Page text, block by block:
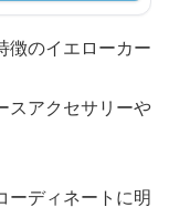
徴のイエローカー
スアクセサリーや
ーディネートに明